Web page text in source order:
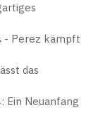
- Perez kämpft
das
Ein Neuanfang